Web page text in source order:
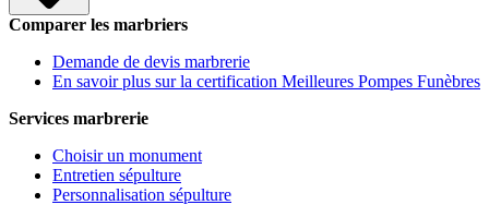
Comparer les marbriers
Demande de devis marbrerie
En savoir plus sur la certification Meilleures Pompes Funèbres
Services marbrerie
Choisir un monument
Entretien sépulture
Personnalisation sépulture